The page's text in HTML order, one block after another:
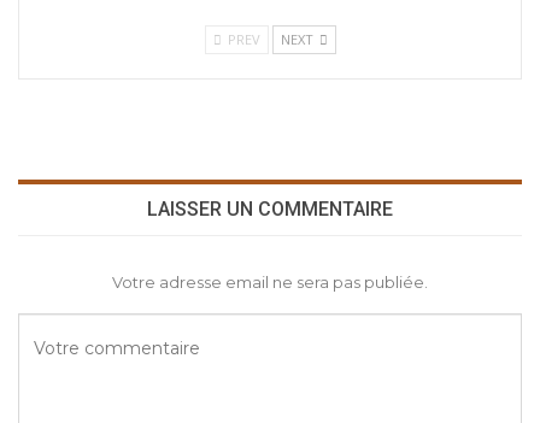
PREV NEXT
LAISSER UN COMMENTAIRE
Votre adresse email ne sera pas publiée.